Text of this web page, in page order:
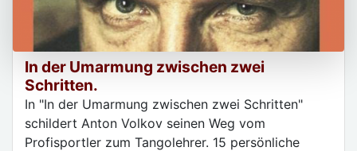
In der Umarmung zwischen zwei
Schritten.
In "In der Umarmung zwischen zwei Schritten"
schildert Anton Volkov seinen Weg vom
Profisportler zum Tangolehrer. 15 persönliche